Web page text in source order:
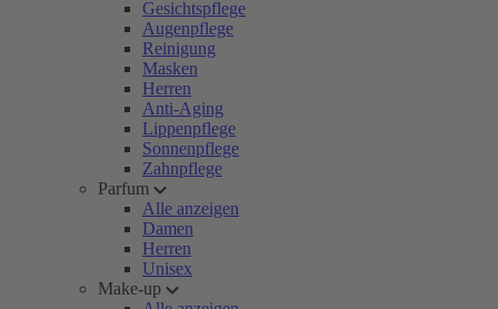
Gesichtspflege
Augenpflege
Reinigung
Masken
Herren
Anti-Aging
Lippenpflege
Sonnenpflege
Zahnpflege
Parfum
Alle anzeigen
Damen
Herren
Unisex
Make-up